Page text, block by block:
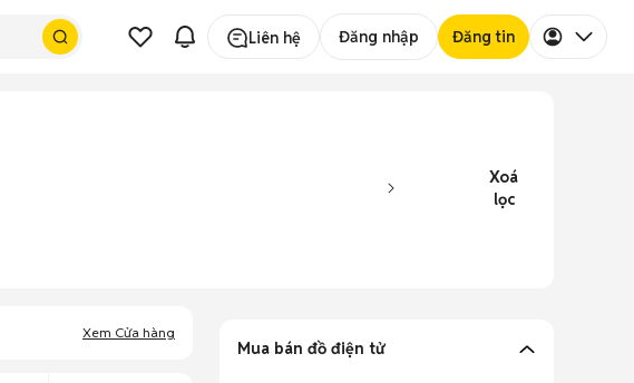
Liên hệ Đăng nhập Đăng tin
Xoá
lọc
Xem Cửa hàng
Mua bán đồ điện tử